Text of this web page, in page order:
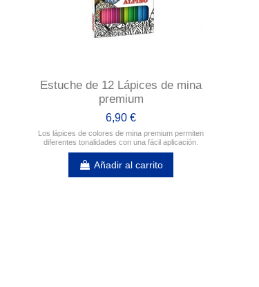
Estuche de 12 Lápices de mina
premium
6,90 €
Los lápices de colores de mina premium permiten
diferentes tonalidades con una fácil aplicación.
Añadir al carrito